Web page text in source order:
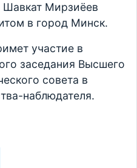
Шавкат Мирзиёев
в город Минск.
участие в
заседания Высшего
совета в
наблюдателя.